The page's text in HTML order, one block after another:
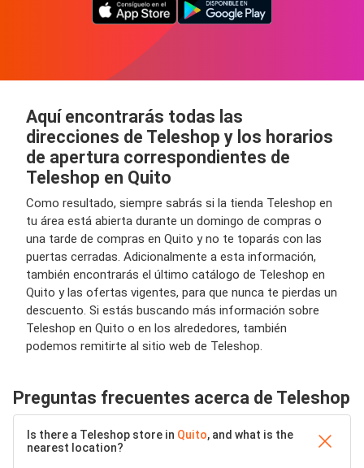
Aquí encontrarás todas las
direcciones de Teleshop y los horarios
de apertura correspondientes de
Teleshop en Quito
Como resultado, siempre sabrás si la tienda Teleshop en
tu área está abierta durante un domingo de compras o
una tarde de compras en Quito y no te toparás con las
puertas cerradas. Adicionalmente a esta información,
también encontrarás el último catálogo de Teleshop en
Quito y las ofertas vigentes, para que nunca te pierdas un
descuento. Si estás buscando más información sobre
Teleshop en Quito o en los alrededores, también
podemos remitirte al sitio web de Teleshop.
Preguntas frecuentes acerca de Teleshop
Is there a Teleshop store in Quito, and what is the
nearest location?